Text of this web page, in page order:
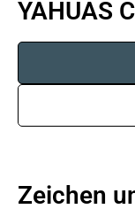
YAHUAS
Zeichen